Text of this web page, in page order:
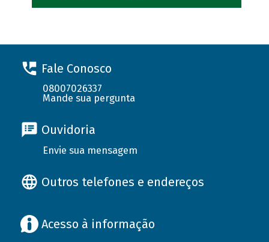
Fale Conosco
08007026337
Mande sua pergunta
Ouvidoria
Envie sua mensagem
Outros telefones e endereços
Acesso à informação